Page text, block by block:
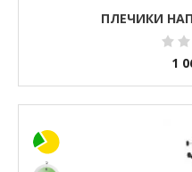
ПЛЕЧИКИ
1